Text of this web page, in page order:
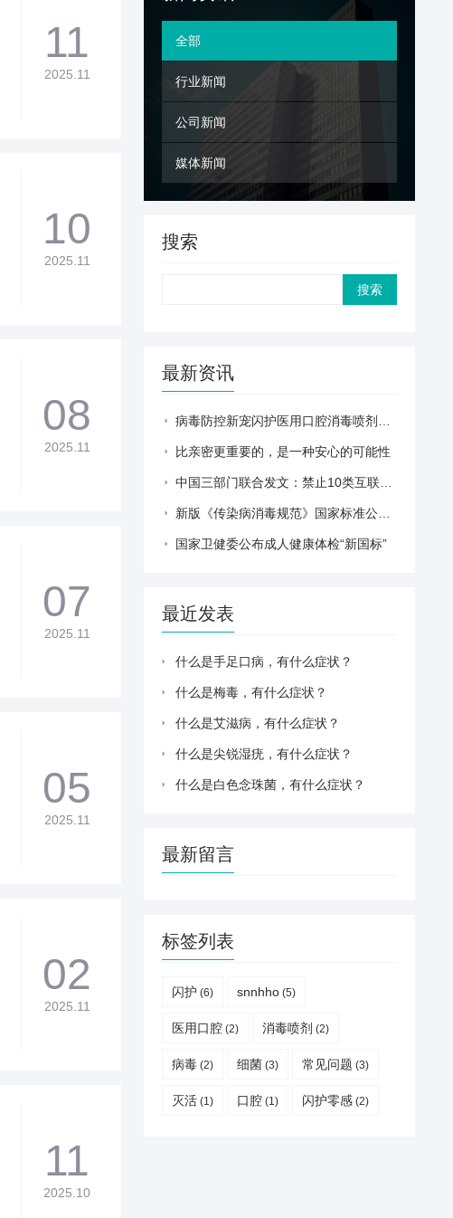
11
2025.11
10
2025.11
08
2025.11
07
2025.11
05
2025.11
02
2025.11
11
2025.10
全部
行业新闻
公司新闻
媒体新闻
搜索
最新资讯
比亲密更重要的，是一种安心的可能性
国家卫健委公布成人健康体检“新国标”
最近发表
什么是手足口病，有什么症状？
什么是梅毒，有什么症状？
什么是艾滋病，有什么症状？
什么是尖锐湿疣，有什么症状？
什么是白色念珠菌，有什么症状？
最新留言
标签列表
闪护 (6) snnhho (5)
医用口腔 (2) 消毒喷剂 (2)
病毒 (2) 细菌 (3) 常见问题 (3)
灭活 (1) 口腔 (1) 闪护零感 (2)